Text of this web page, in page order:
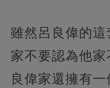
雖然呂良偉的
家不要認為他
良偉家還擁有